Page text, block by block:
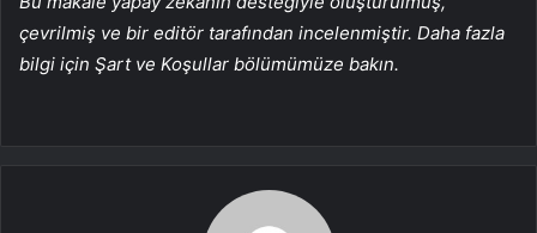
çevrilmiş ve bir editör tarafından incelenmiştir. Daha fazla
bilgi için Şart ve Koşullar bölümümüze bakın.